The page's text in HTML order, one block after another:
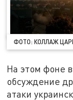
ФОТО: КОЛЛАЖ
На этом фоне
обсуждение
атаки